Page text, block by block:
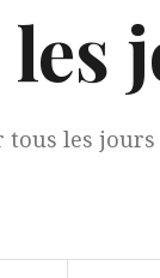
tous les jours